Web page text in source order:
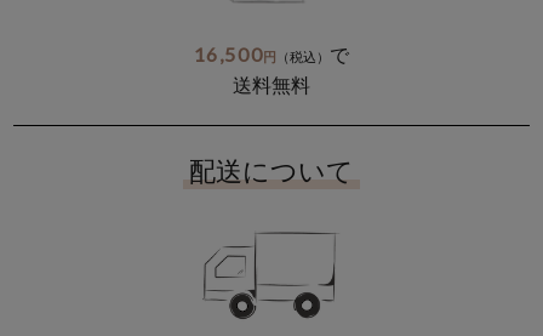
16,500円 （税込） で
送料無料
配送について